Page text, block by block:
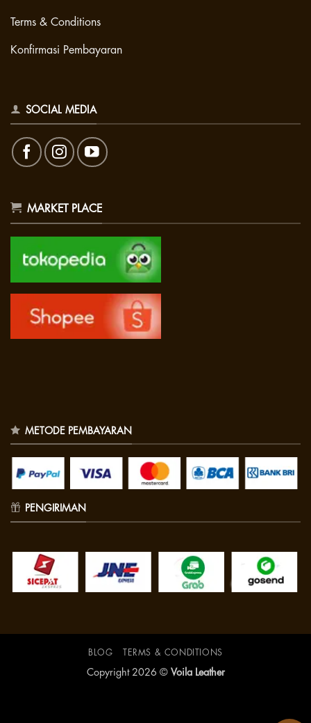
Terms & Conditions
Konfirmasi Pembayaran
SOCIAL MEDIA
MARKET PLACE
METODE PEMBAYARAN
PENGIRIMAN
BLOG TERMS & CONDITIONS
Copyright 2026 © Voila Leather